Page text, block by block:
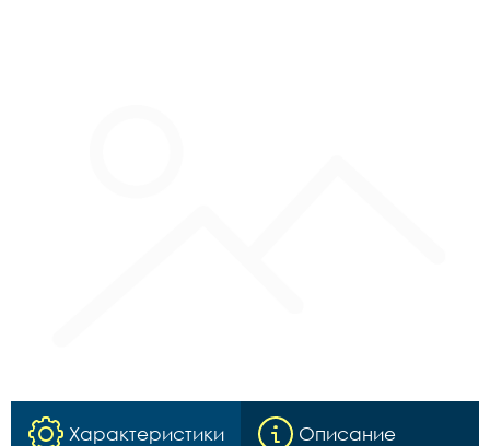
Характеристики Описание